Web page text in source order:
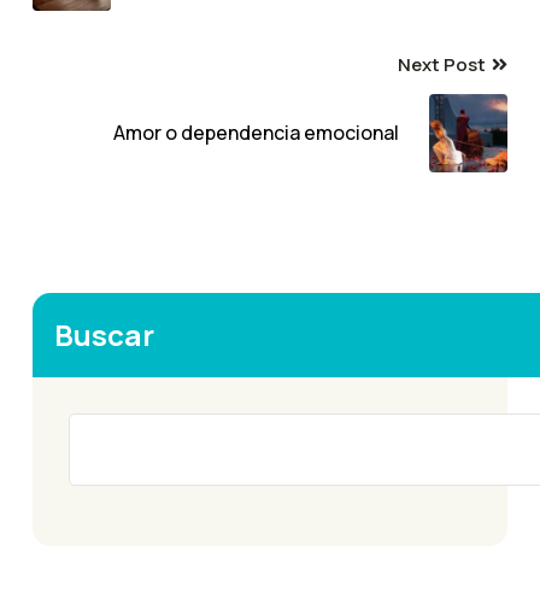
Next Post
Amor o dependencia emocional
Buscar